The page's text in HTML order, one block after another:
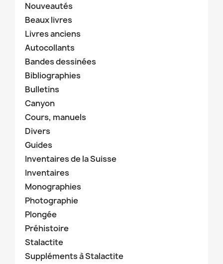
Nouveautés
Beaux livres
Livres anciens
Autocollants
Bandes dessinées
Bibliographies
Bulletins
Canyon
Cours, manuels
Divers
Guides
Inventaires de la Suisse
Inventaires
Monographies
Photographie
Plongée
Préhistoire
Stalactite
Suppléments à Stalactite